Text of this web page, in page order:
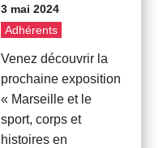
3 mai 2024
Adhérents
Venez découvrir la
prochaine exposition
« Marseille et le
sport, corps et
histoires en